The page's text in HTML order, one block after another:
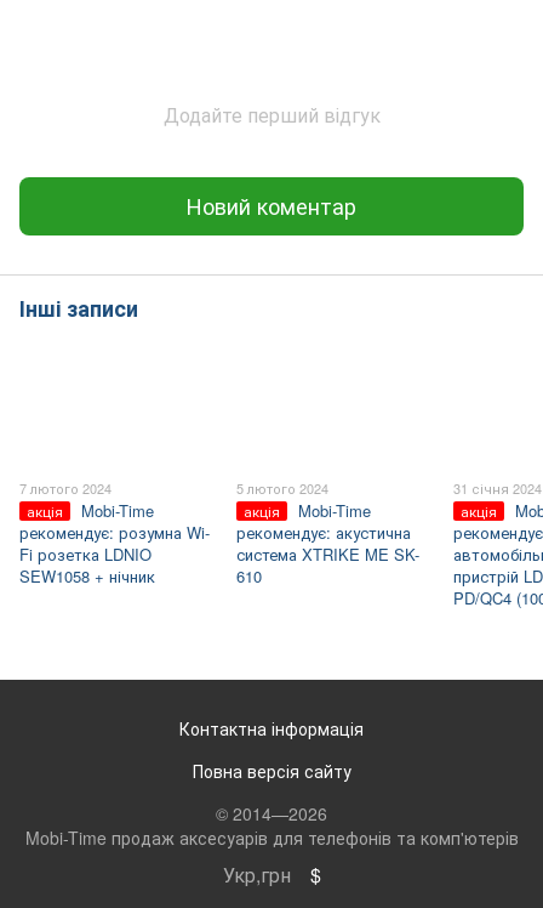
Додайте перший відгук
Новий коментар
Інші записи
7 лютого 2024
акція
Mobi-Time
рекомендує: розумна Wi-
Fi розетка LDNIO
SEW1058 + нічник
5 лютого 2024
акція
Mobi-Time
рекомендує: акустична
система XTRIKE ME SK-
610
31 січня 2024
акція
пристрій
PD/QC4
Контактна інформація
Повна версія сайту
© 2014—2026
Mobi-Time продаж аксесуарів для телефонів та комп'ютерів
Укр,грн $